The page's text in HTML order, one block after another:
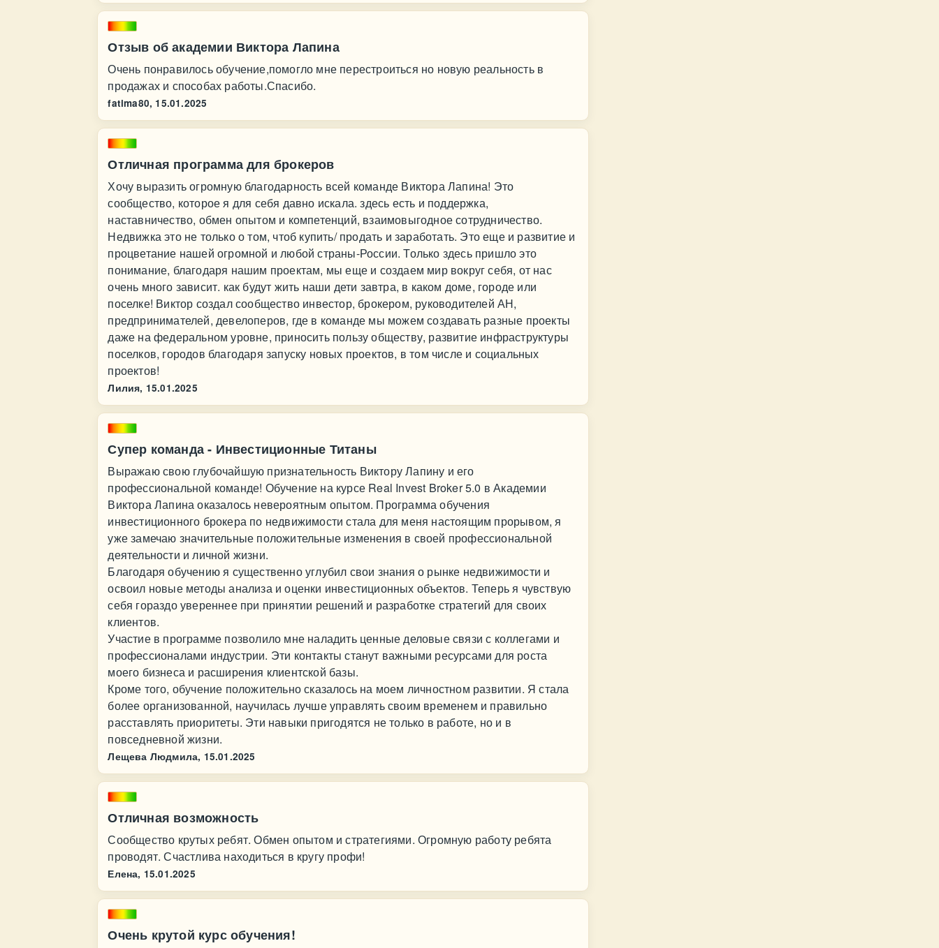
Отзыв об академии Виктора Лапина
Очень понравилось обучение,помогло мне перестроиться но новую реальность в
продажах и способах работы.Спасибо.
fatima80, 15.01.2025
Отличная программа для брокеров
Хочу выразить огромную благодарность всей команде Виктора Лапина! Это
сообщество, которое я для себя давно искала. здесь есть и поддержка,
наставничество, обмен опытом и компетенций, взаимовыгодное сотрудничество.
Недвижка это не только о том, чтоб купить/ продать и заработать. Это еще и развитие и
процветание нашей огромной и любой страны-России. Только здесь пришло это
понимание, благодаря нашим проектам, мы еще и создаем мир вокруг себя, от нас
очень много зависит. как будут жить наши дети завтра, в каком доме, городе или
поселке! Виктор создал сообщество инвестор, брокером, руководителей АН,
предпринимателей, девелоперов, где в команде мы можем создавать разные проекты
даже на федеральном уровне, приносить пользу обществу, развитие инфраструктуры
поселков, городов благодаря запуску новых проектов, в том числе и социальных
проектов!
Лилия, 15.01.2025
Супер команда - Инвестиционные Титаны
Выражаю свою глубочайшую признательность Виктору Лапину и его
профессиональной команде! Обучение на курсе Real Invest Broker 5.0 в Академии
Виктора Лапина оказалось невероятным опытом. Программа обучения
инвестиционного брокера по недвижимости стала для меня настоящим прорывом, я
уже замечаю значительные положительные изменения в своей профессиональной
деятельности и личной жизни.
Благодаря обучению я существенно углубил свои знания о рынке недвижимости и
освоил новые методы анализа и оценки инвестиционных объектов. Теперь я чувствую
себя гораздо увереннее при принятии решений и разработке стратегий для своих
клиентов.
Участие в программе позволило мне наладить ценные деловые связи с коллегами и
профессионалами индустрии. Эти контакты станут важными ресурсами для роста
моего бизнеса и расширения клиентской базы.
Кроме того, обучение положительно сказалось на моем личностном развитии. Я стала
более организованной, научилась лучше управлять своим временем и правильно
расставлять приоритеты. Эти навыки пригодятся не только в работе, но и в
повседневной жизни.
Лещева Людмила, 15.01.2025
Отличная возможность
Сообщество крутых ребят. Обмен опытом и стратегиями. Огромную работу ребята
проводят. Счастлива находиться в кругу профи!
Елена, 15.01.2025
Очень крутой курс обучения!